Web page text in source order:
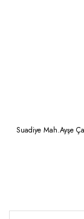
Suadiye Mah.Ayşe